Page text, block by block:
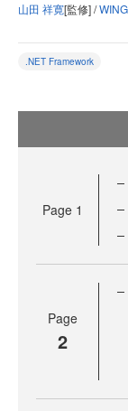
山田 祥寛[監修] /
.NET Framework
Page 1
Page
2